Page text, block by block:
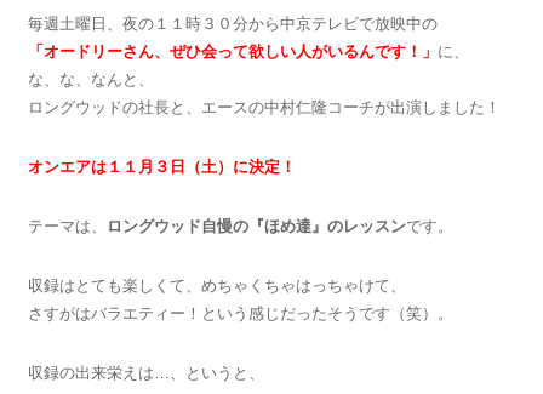
毎週土曜日、夜の１１時３０分から中京テレビで放映中の
「オードリーさん、ぜひ会って欲しい人がいるんです！」 に、
な、な、なんと、
ロングウッドの社長と、エースの中村仁隆コーチが出演しました！
オンエアは１１月３日（土）に決定！
テーマは、 ロングウッド自慢の『ほめ達』のレッスンです。
収録はとても楽しくて、めちゃくちゃはっちゃけて、
さすがはバラエティー！という感じだったそうです（笑）。
収録の出来栄えは…、というと、